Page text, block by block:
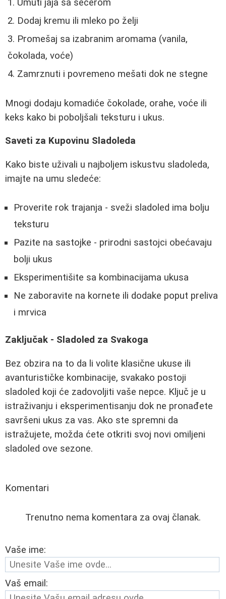
Umuti jaja sa šećerom
Dodaj kremu ili mleko po želji
Promešaj sa izabranim aromama (vanila,
čokolada, voće)
Zamrznuti i povremeno mešati dok ne stegne
Mnogi dodaju komadiće čokolade, orahe, voće ili
keks kako bi poboljšali teksturu i ukus.
Saveti za Kupovinu Sladoleda
Kako biste uživali u najboljem iskustvu sladoleda,
imajte na umu sledeće:
Proverite rok trajanja - sveži sladoled ima bolju
teksturu
Pazite na sastojke - prirodni sastojci obećavaju
bolji ukus
Eksperimentišite sa kombinacijama ukusa
Ne zaboravite na kornete ili dodake poput preliva
i mrvica
Zaključak - Sladoled za Svakoga
Bez obzira na to da li volite klasične ukuse ili
avanturističke kombinacije, svakako postoji
sladoled koji će zadovoljiti vaše nepce. Ključ je u
istraživanju i eksperimentisanju dok ne pronađete
savršeni ukus za vas. Ako ste spremni da
istražujete, možda ćete otkriti svoj novi omiljeni
sladoled ove sezone.
Komentari
Trenutno nema komentara za ovaj članak.
Vaše ime:
Vaš email: